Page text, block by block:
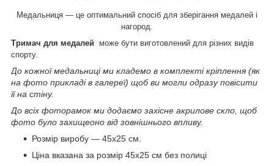
Медальниця — це оптимальний спосіб для зберігання медалей і
нагород.
Тримач для медалей може бути виготовлений для різних видів
спорту.
До кожної медальниці ми кладемо в комплекті кріплення (як
на фото прикладі в галереї) щоб ви могли одразу повісити
її на стіну.
До всіх фоторамок ми додаємо захісне акрилове скло, щоб
фото було захищеоно від зовнішнього впливу.
Розмір виробу — 45х25 см.
Ціна вказана за розмір 45х25 см без полиці